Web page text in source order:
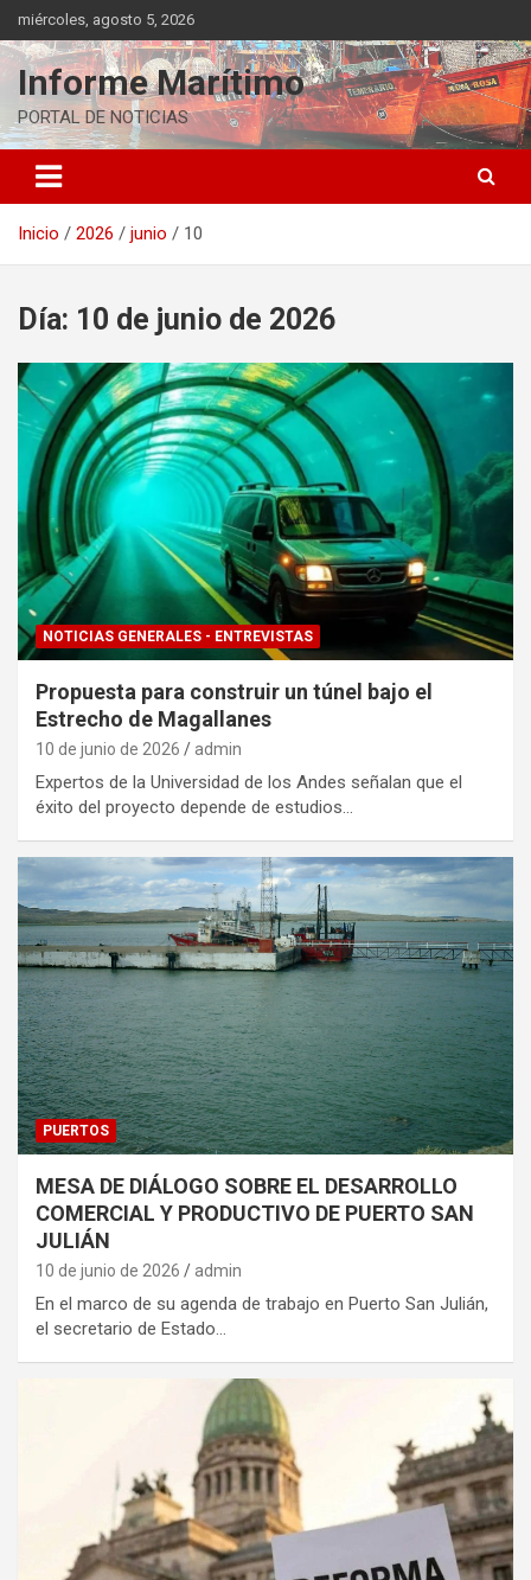
Saltar
al
contenido
miércoles, agosto 5, 2026
Informe Marítimo
PORTAL DE NOTICIAS
Inicio 2026 junio 10
Día: 10 de junio de 2026
NOTICIAS GENERALES - ENTREVISTAS
Propuesta para construir un túnel bajo el
Estrecho de Magallanes
10 de junio de 2026 admin
Expertos de la Universidad de los Andes señalan que el
éxito del proyecto depende de estudios…
PUERTOS
MESA DE DIÁLOGO SOBRE EL DESARROLLO
COMERCIAL Y PRODUCTIVO DE PUERTO SAN
JULIÁN
10 de junio de 2026 admin
En el marco de su agenda de trabajo en Puerto San Julián,
el secretario de Estado…